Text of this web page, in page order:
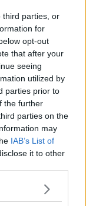
third parties, or
for
opt-out
that after your
seeing
utilized by
parties prior to
the further
parties on the
may
IAB’s List of
it to other